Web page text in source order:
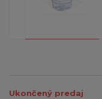
Ukončený predaj